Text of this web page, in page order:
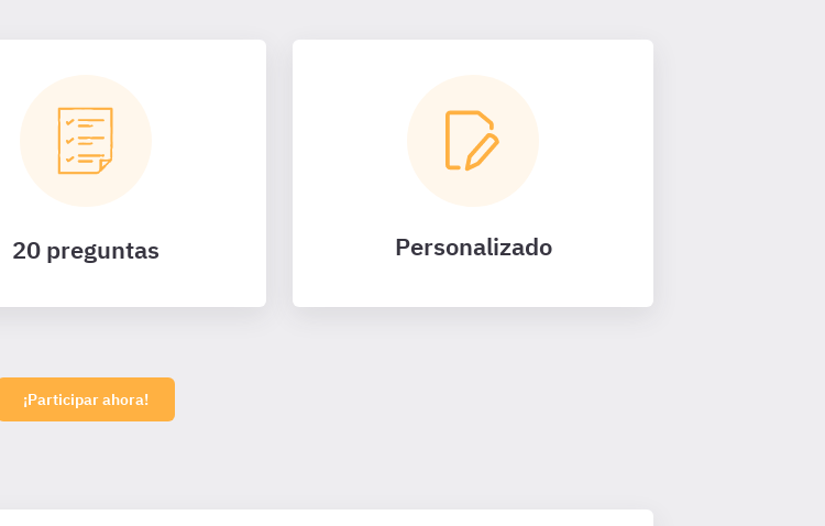
20 preguntas Personalizado
¡Participar ahora!